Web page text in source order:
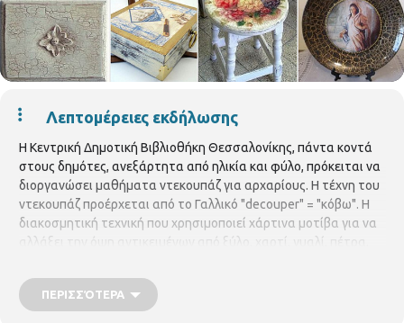
Λεπτομέρειες εκδήλωσης
Η Κεντρική Δημοτική Βιβλιοθήκη Θεσσαλονίκης, πάντα κοντά
στους δημότες, ανεξάρτητα από ηλικία και φύλο, πρόκειται να
διοργανώσει μαθήματα ντεκουπάζ για αρχαρίους. Η τέχνη του
ντεκουπάζ προέρχεται από το Γαλλικό "decouper" = "κόβω". H
διακοσμητική τεχνική που χρησιμοποιεί χάρτινα μοτίβα για να
αλλάξει την όψη αντικειμένων από ξύλο, χαρτί, γυαλί, πέτρα,
πραγματικότητα και στις επαγγελματικές εφαρμογές της
φυσικά, αφού πρόκειται για μια πραγματική τέχνη γνωστή από
ΠΕΡΙΣΣΌΤΕΡΑ